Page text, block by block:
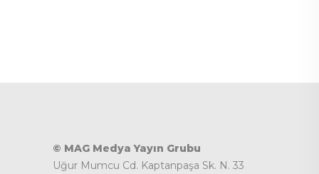
© MAG Medya Yayın Grubu
Uğur Mumcu Cd. Kaptanpaşa Sk. N. 33